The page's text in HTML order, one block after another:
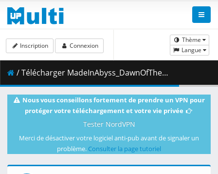
Thème
Langue
Inscription Connexion
/ Télécharger MadeInAbyss_DawnOfTheDeepSoul.2020.ABYSSDELVER.CAM_ENGSUB.mkv.007 ( 444.32 MB )
Nous vous conseillons fortement de prendre un VPN pour
protéger votre téléchargement et votre vie privée
Tester NordVPN
Merci de désactiver votre logiciel anti-pub avant de signaler un
problème. Consulter la page tutoriel